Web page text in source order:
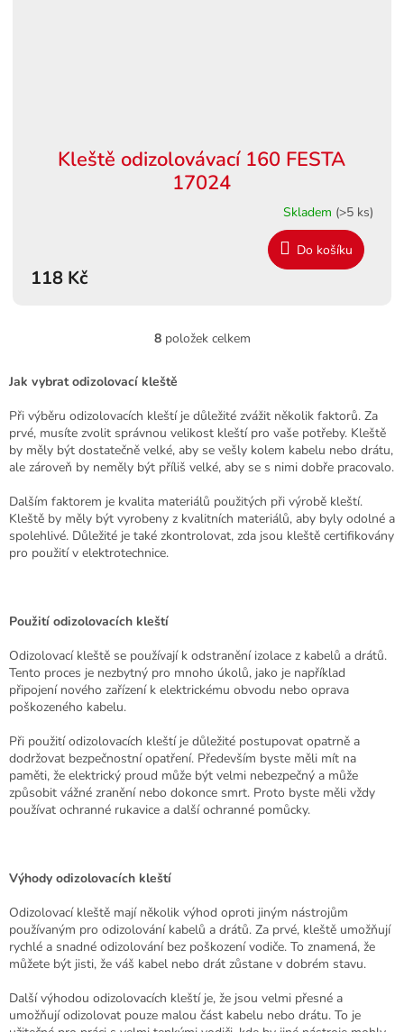
Kleště odizolovávací 160 FESTA
17024
Skladem (>5 ks)
118 Kč
Do košíku
O
d
a
c
í
r
v
k
u
8položek celkem
Jak vybrat odizolovací kleště
Při výběru odizolovacích kleští je důležité zvážit několik faktorů. Za
prvé, musíte zvolit správnou velikost kleští pro vaše potřeby. Kleště
by měly být dostatečně velké, aby se vešly kolem kabelu nebo drátu,
ale zároveň by neměly být příliš velké, aby se s nimi dobře pracovalo.
Dalším faktorem je kvalita materiálů použitých při výrobě kleští.
Kleště by měly být vyrobeny z kvalitních materiálů, aby byly odolné a
spolehlivé. Důležité je také zkontrolovat, zda jsou kleště certifikovány
pro použití v elektrotechnice.
Použití odizolovacích kleští
Odizolovací kleště se používají k odstranění izolace z kabelů a drátů.
Tento proces je nezbytný pro mnoho úkolů, jako je například
připojení nového zařízení k elektrickému obvodu nebo oprava
poškozeného kabelu.
Při použití odizolovacích kleští je důležité postupovat opatrně a
dodržovat bezpečnostní opatření. Především byste měli mít na
paměti, že elektrický proud může být velmi nebezpečný a může
způsobit vážné zranění nebo dokonce smrt. Proto byste měli vždy
používat ochranné rukavice a další ochranné pomůcky.
Výhody odizolovacích kleští
Odizolovací kleště mají několik výhod oproti jiným nástrojům
používaným pro odizolování kabelů a drátů. Za prvé, kleště umožňují
rychlé a snadné odizolování bez poškození vodiče. To znamená, že
můžete být jisti, že váš kabel nebo drát zůstane v dobrém stavu.
Další výhodou odizolovacích kleští je, že jsou velmi přesné a
umožňují odizolovat pouze malou část kabelu nebo drátu. To je